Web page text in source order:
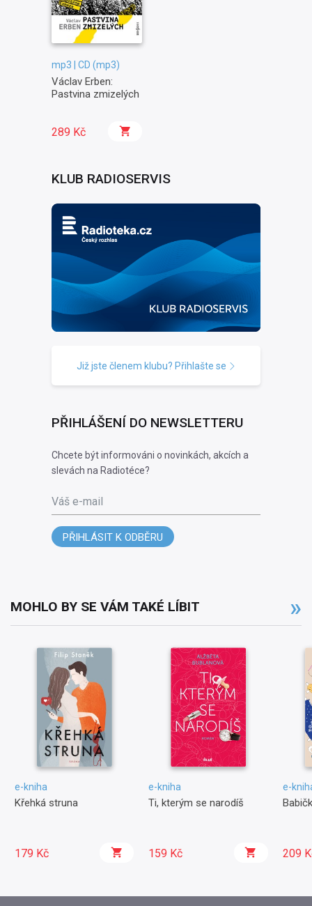
mp3 | CD (mp3)
Václav Erben:
Pastvina zmizelých
289 Kč
KLUB RADIOSERVIS
Již jste členem klubu? Přihlašte se
PŘIHLÁŠENÍ DO NEWSLETTERU
Chcete být informováni o novinkách, akcích a
slevách na Radiotéce?
Váš e-mail
PŘIHLÁSIT K ODBĚRU
MOHLO BY SE VÁM TAKÉ LÍBIT
e-kniha
Křehká struna
179 Kč
e-kniha
Ti, kterým se narodíš
159 Kč
e-
209